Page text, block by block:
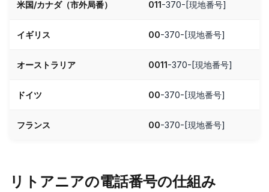
米国/カナダ（市外局番） 011-370-[現地番号]
イギリス 00-370-[現地番号]
オーストラリア 0011-370-[現地番号]
ドイツ 00-370-[現地番号]
フランス 00-370-[現地番号]
リトアニアの電話番号の仕組み